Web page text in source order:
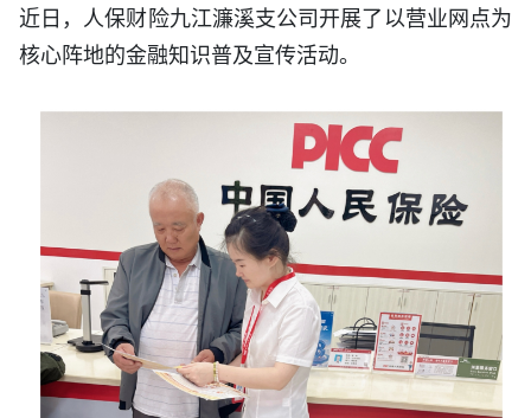
近日，人保财险九江濂溪支公司开展了以营业网点为
核心阵地的金融知识普及宣传活动。